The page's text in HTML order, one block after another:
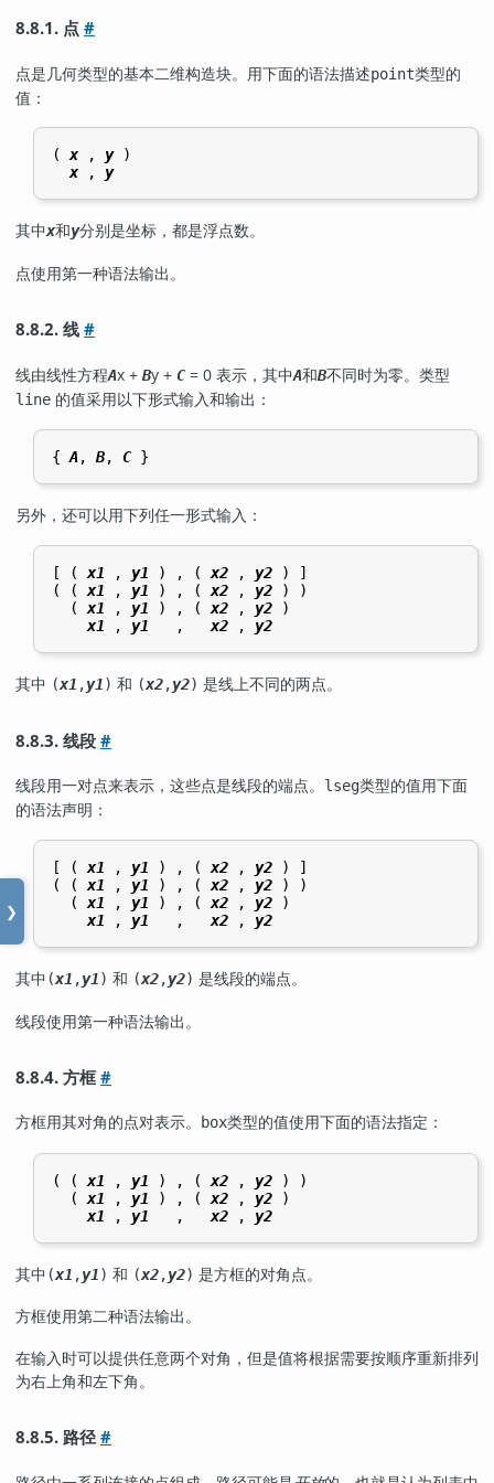
❯
8.8.1. 点#
点是几何类型的基本二维构造块。用下面的语法描述point类型的
值：
( x , y )
x , y
其中x和y分别是坐标，都是浮点数。
点使用第一种语法输出。
8.8.2. 线#
线由线性方程Ax + By + C= 0 表示，其中A和B不同时为零。类型
line 的值采用以下形式输入和输出：
{ A, B, C
另外，还可以用下列任一形式输入：
[ ( x1 , y1 ) , ( x2 , y2 ) ]
( ( x1 , y1 ) , ( x2 , y2 ) )
  (
x1 , y1 ) , ( x2 , y2 )
x1 , y1
   ,
x2 , y2
其中 (x1 ,y1) 和 (x2,y2) 是线上不同的两点。
8.8.3. 线段#
线段用一对点来表示，这些点是线段的端点。 lseg类型的值用下面
的语法声明：
[ ( x1 , y1 ) , ( x2 , y2 ) ]
( ( x1 , y1 ) , ( x2 , y2 ) )
  (
x1 , y1 ) , ( x2 , y2 )
x1 , y1
   ,
x2 , y2
其中 (x1 ,y1) 和 (x2,y2) 是线段的端点。
线段使用第一种语法输出。
8.8.4. 方框#
方框用其对角的点对表示。 box类型的值使用下面的语法指定：
( ( x1 , y1 ) , ( x2 , y2 ) )
  (
x1 , y1 ) , ( x2 , y2 )
x1 , y1
   ,
x2 , y2
其中 (x1 ,y1) 和 (x2,y2) 是方框的对角点。
方框使用第二种语法输出。
在输入时可以提供任意两个对角，但是值将根据需要按顺序重新排列
为右上角和左下角。
8.8.5. 路径#